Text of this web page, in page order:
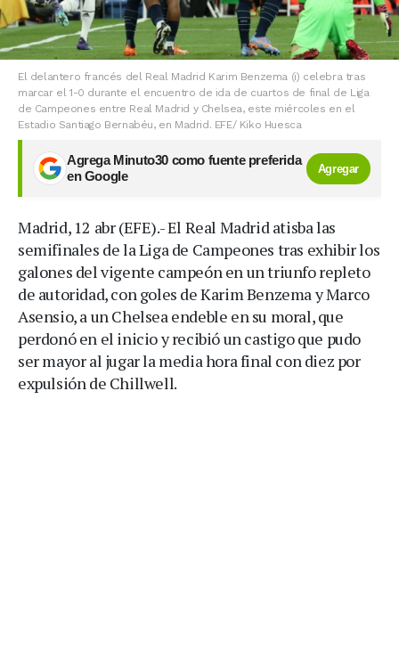
El delantero francés del Real Madrid Karim Benzema (i) celebra tras
marcar el 1-0 durante el encuentro de ida de cuartos de final de Liga
de Campeones entre Real Madrid y Chelsea, este miércoles en el
Estadio Santiago Bernabéu, en Madrid. EFE/ Kiko Huesca
Agrega Minuto30 como fuente preferida
en Google
Agregar
Madrid, 12 abr (EFE).- El Real Madrid atisba las
semifinales de la Liga de Campeones tras exhibir los
galones del vigente campeón en un triunfo repleto
de autoridad, con goles de Karim Benzema y Marco
Asensio, a un Chelsea endeble en su moral, que
perdonó en el inicio y recibió un castigo que pudo
ser mayor al jugar la media hora final con diez por
expulsión de Chillwell.